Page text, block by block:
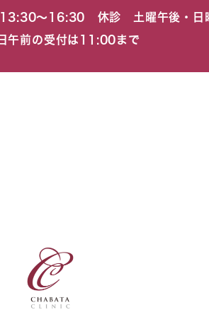
〜16:30 休診 土曜午後・日
午前の受付は11:00まで